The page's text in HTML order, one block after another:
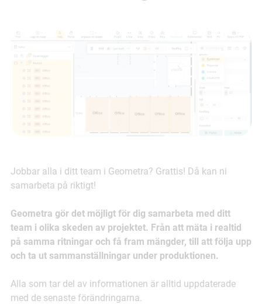
Jobbar alla i ditt team i Geometra? Grattis! Då kan ni
samarbeta på riktigt!
Geometra gör det möjligt för dig samarbeta med ditt
team i olika skeden av projektet. Från att mäta i realtid
på samma ritningar och få fram mängder, till att följa upp
och ta ut sammanställningar under produktionen.
Alla som tar del av informationen är alltid uppdaterade
med de senaste förändringarna.